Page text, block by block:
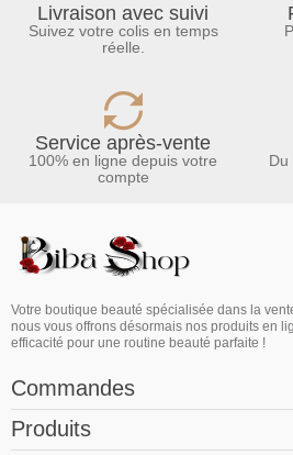
Livraison avec suivi
Suivez votre colis en temps
réelle.
Service après-vente
100% en ligne depuis votre
compte
Du
Votre boutique beauté spécialisée dans la
nous vous offrons désormais nos produits en
efficacité pour une routine beauté parfaite !
Commandes
Produits